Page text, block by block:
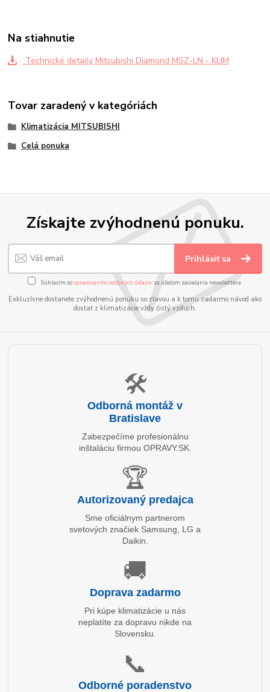
Na stiahnutie
Technické detaily Mitsubishi Diamond MSZ-LN - KLIM
Tovar zaradený v kategóriách
Klimatizácia MITSUBISHI
Celá ponuka
Získajte zvýhodnenú ponuku.
Prihlásiť sa
Súhlasím sospracovaním osobných údajov za účelom zasielania newslettera.
Exkluzívne dostanete zvýhodnenú ponuku so zľavou a k tomu zadarmo návod ako
dostať z klimatizácie vždy čistý vzduch.
🛠️
Odborná montáž v
Bratislave
Zabezpečíme profesionálnu
inštaláciu firmou OPRAVY.SK.
🏆
Autorizovaný predajca
Sme oficiálnym partnerom
svetových značiek Samsung, LG a
Daikin.
🚚
Doprava zadarmo
Pri kúpe klimatizácie u nás
neplatíte za dopravu nikde na
Slovensku.
📞
Odborné poradenstvo